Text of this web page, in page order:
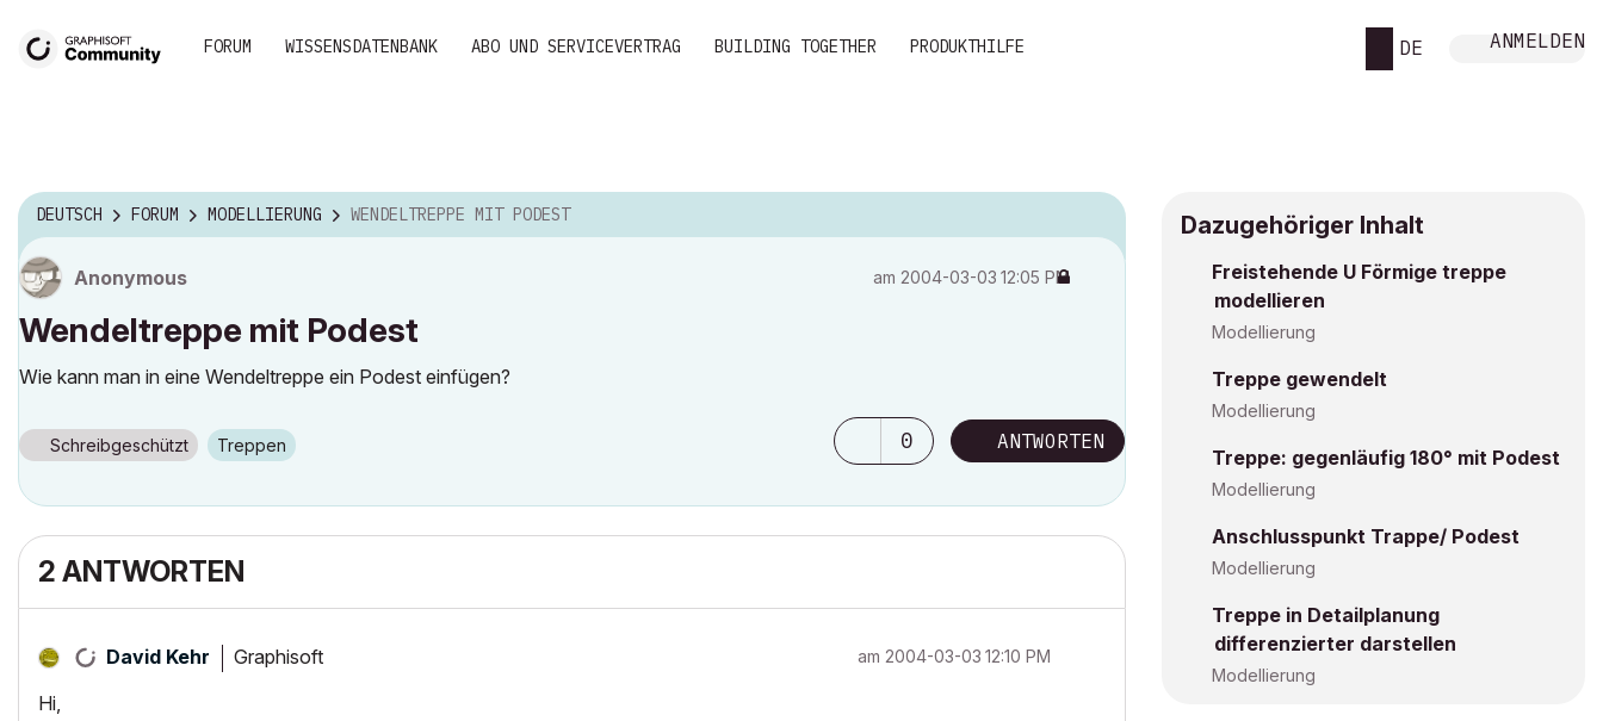
FORUM WISSENSDATENBANK ABO UND SERVICEVERTRAG BUILDING TOGETHER PRODUKTHILFE DE ANMELDEN
DEUTSCH FORUM MODELLIERUNG WENDELTREPPE MIT PODEST
Anonymous am ‎2004-03-03 12:05 PM
Wendeltreppe mit Podest
Wie kann man in eine Wendeltreppe ein Podest einfügen?
Schreibgeschützt Treppen 0 ANTWORTEN
2 ANTWORTEN
David Kehr Graphisoft am ‎2004-03-03 12:10 PM
Hi,
Dazugehöriger Inhalt
Freistehende U Förmige treppe
modellieren
Modellierung
Treppe gewendelt
Modellierung
Treppe: gegenläufig 180° mit Podest
Modellierung
Anschlusspunkt Trappe/ Podest
Modellierung
Treppe in Detailplanung
differenzierter darstellen
Modellierung